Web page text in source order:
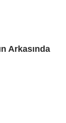
Arkasında